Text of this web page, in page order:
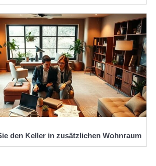
den Keller in zusätzlichen Wohnraum